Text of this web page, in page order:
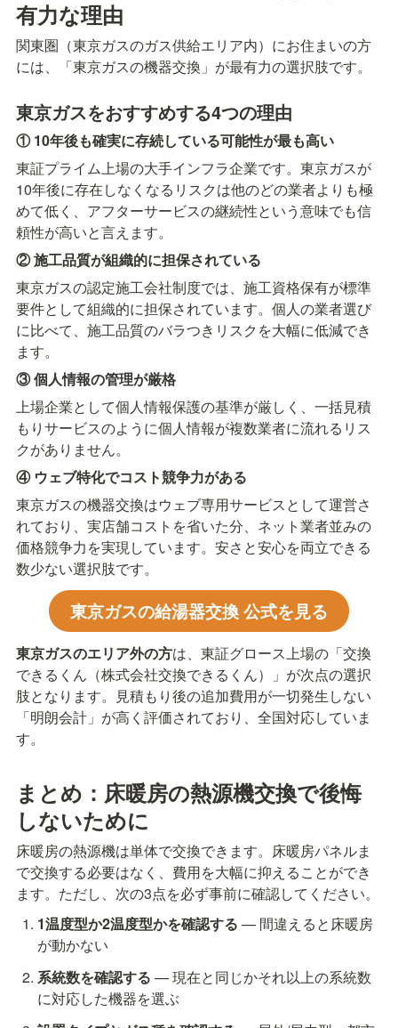
有力な理由
関東圏（東京ガスのガス供給エリア内）にお住まいの方
には、「東京ガスの機器交換」が最有力の選択肢です。
東京ガスをおすすめする4つの理由
① 10年後も確実に存続している可能性が最も高い
東証プライム上場の大手インフラ企業です。東京ガスが
10年後に存在しなくなるリスクは他のどの業者よりも極
めて低く、アフターサービスの継続性という意味でも信
頼性が高いと言えます。
② 施工品質が組織的に担保されている
東京ガスの認定施工会社制度では、施工資格保有が標準
要件として組織的に担保されています。個人の業者選び
に比べて、施工品質のバラつきリスクを大幅に低減でき
ます。
③ 個人情報の管理が厳格
上場企業として個人情報保護の基準が厳しく、一括見積
もりサービスのように個人情報が複数業者に流れるリス
クがありません。
④ ウェブ特化でコスト競争力がある
東京ガスの機器交換はウェブ専用サービスとして運営さ
れており、実店舗コストを省いた分、ネット業者並みの
価格競争力を実現しています。安さと安心を両立できる
数少ない選択肢です。
東京ガスの給湯器交換 公式を見る
東京ガスのエリア外の方は、東証グロース上場の「交換
できるくん（株式会社交換できるくん）」が次点の選択
肢となります。見積もり後の追加費用が一切発生しない
「明朗会計」が高く評価されており、全国対応していま
す。
まとめ：床暖房の熱源機交換で後悔
しないために
床暖房の熱源機は単体で交換できます。床暖房パネルま
で交換する必要はなく、費用を大幅に抑えることができ
ます。ただし、次の3点を必ず事前に確認してください。
1温度型か2温度型かを確認する — 間違えると床暖房
が動かない
系統数を確認する — 現在と同じかそれ以上の系統数
に対応した機器を選ぶ